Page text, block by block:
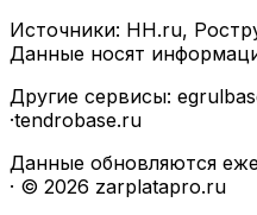
Источники: HH.ru,
Данные носят
Другие сервисы:
·tendrobase.ru
Данные обновляются
· © 2026 zarplatapro.ru